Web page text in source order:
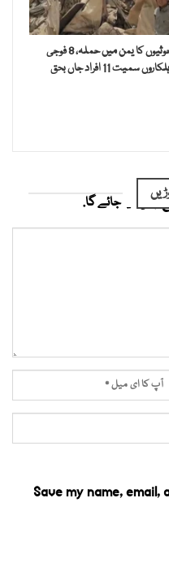
حوثیوں کا یمن میں حملہ، 8 فوجی
سمیت 11 افراد جاں بحق
نہیں کیا جائے گا.
Save my name,